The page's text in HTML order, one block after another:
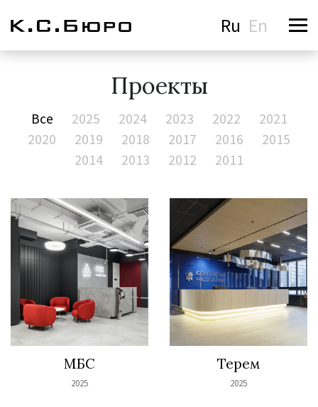
Ru En
Проекты
Все 2025 2024 2023 2022
2021
2020
2019 2018 2017 2016
2015
2014
2013 2012 2011
МБС
2025
Терем
2025